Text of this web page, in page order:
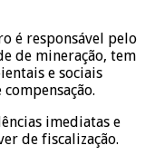
é responsável pelo
de mineração, tem
e sociais
imediatas e
de fiscalização.